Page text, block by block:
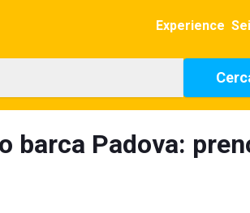
Experience
barca Padova: